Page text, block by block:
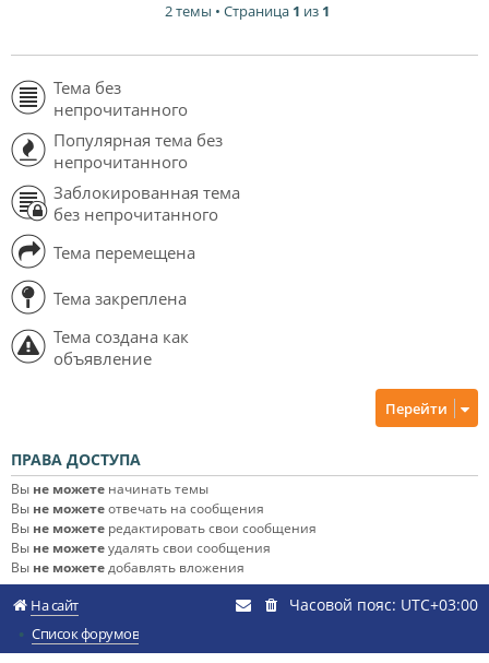
2 темы • Страница 1 из 1
Тема без
непрочитанного
Популярная тема без
непрочитанного
Заблокированная тема
без непрочитанного
Тема перемещена
Тема закреплена
Тема создана как
объявление
Перейти
ПРАВА ДОСТУПА
Вы не можете начинать темы
Вы не можетеотвечать на сообщения
Вы не можете редактировать свои сообщения
Вы не можетеудалять свои сообщения
Вы не можетедобавлять вложения
На сайт
Список форумов
Часовой пояс: UTC+03:00